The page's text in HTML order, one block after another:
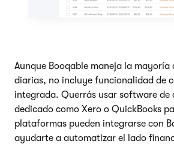
Aunque Booqable maneja la mayoría
diarias, no incluye funcionalidad de
integrada. Querrás usar software de
dedicado como Xero o QuickBooks
plataformas pueden integrarse con
ayudarte a automatizar el lado